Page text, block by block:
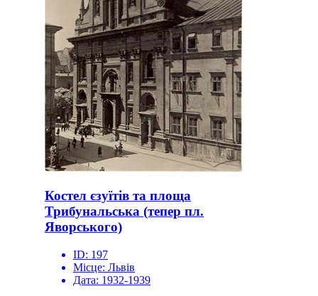
Костел єзуїтів та площа
Трибунальська (тепер пл.
Яворського)
ID: 197
Місце: Львів
Дата: 1932-1939